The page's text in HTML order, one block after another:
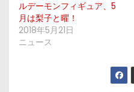
ルデーモンフィギュア、5
月は梨子と曜！
2018年5月21日
ニュース